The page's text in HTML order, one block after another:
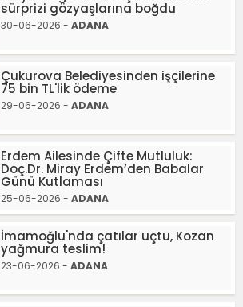
sürprizi gözyaşlarına boğdu
30-06-2026 - ADANA
Çukurova Belediyesinden işçilerine
75 bin TL'lik ödeme
29-06-2026 - ADANA
Erdem Ailesinde Çifte Mutluluk:
Doç.Dr. Miray Erdem’den Babalar
Günü Kutlaması
25-06-2026 - ADANA
İmamoğlu'nda çatılar uçtu, Kozan
yağmura teslim!
23-06-2026 - ADANA